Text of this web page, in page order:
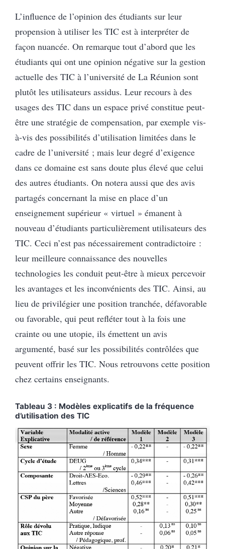
L’influence de l’opinion des étudiants sur leur
propension à utiliser les TIC est à interpréter de
façon nuancée. On remarque tout d’abord que les
étudiants qui ont une opinion négative sur la gestion
actuelle des TIC à l’université de La Réunion sont
plutôt les utilisateurs assidus. Leur recours à des
usages des TIC dans un espace privé constitue peut-
être une stratégie de compensation, par exemple vis-
à-vis des possibilités d’utilisation limitées dans le
cadre de l’université ; mais leur degré d’exigence
dans ce domaine est sans doute plus élevé que celui
des autres étudiants. On notera aussi que des avis
partagés concernant la mise en place d’un
enseignement supérieur « virtuel » émanent à
nouveau d’étudiants particulièrement utilisateurs des
TIC. Ceci n’est pas nécessairement contradictoire :
leur meilleure connaissance des nouvelles
technologies les conduit peut-être à mieux percevoir
les avantages et les inconvénients des TIC. Ainsi, au
lieu de privilégier une position tranchée, défavorable
ou favorable, qui peut refléter tout à la fois une
crainte ou une utopie, ils émettent un avis
argumenté, basé sur les possibilités contrôlées que
peuvent offrir les TIC. Nous retrouvons cette position
chez certains enseignants.
Tableau 3 : Modèles explicatifs de la fréquence
d’utilisation des TIC